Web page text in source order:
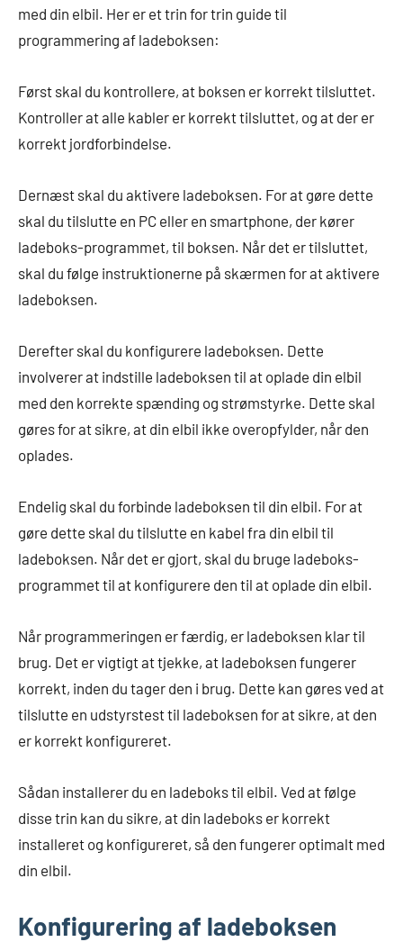
med din elbil. Her er et trin for trin guide til
programmering af ladeboksen:
Først skal du kontrollere, at boksen er korrekt tilsluttet.
Kontroller at alle kabler er korrekt tilsluttet, og at der er
korrekt jordforbindelse.
Dernæst skal du aktivere ladeboksen. For at gøre dette
skal du tilslutte en PC eller en smartphone, der kører
ladeboks-programmet, til boksen. Når det er tilsluttet,
skal du følge instruktionerne på skærmen for at aktivere
ladeboksen.
Derefter skal du konfigurere ladeboksen. Dette
involverer at indstille ladeboksen til at oplade din elbil
med den korrekte spænding og strømstyrke. Dette skal
gøres for at sikre, at din elbil ikke overopfylder, når den
oplades.
Endelig skal du forbinde ladeboksen til din elbil. For at
gøre dette skal du tilslutte en kabel fra din elbil til
ladeboksen. Når det er gjort, skal du bruge ladeboks-
programmet til at konfigurere den til at oplade din elbil.
Når programmeringen er færdig, er ladeboksen klar til
brug. Det er vigtigt at tjekke, at ladeboksen fungerer
korrekt, inden du tager den i brug. Dette kan gøres ved at
tilslutte en udstyrstest til ladeboksen for at sikre, at den
er korrekt konfigureret.
Sådan installerer du en ladeboks til elbil. Ved at følge
disse trin kan du sikre, at din ladeboks er korrekt
installeret og konfigureret, så den fungerer optimalt med
din elbil.
Konfigurering af ladeboksen